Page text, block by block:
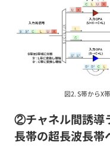
図2. S帯からX
②チャネル間誘導
長帯の超長波長帯